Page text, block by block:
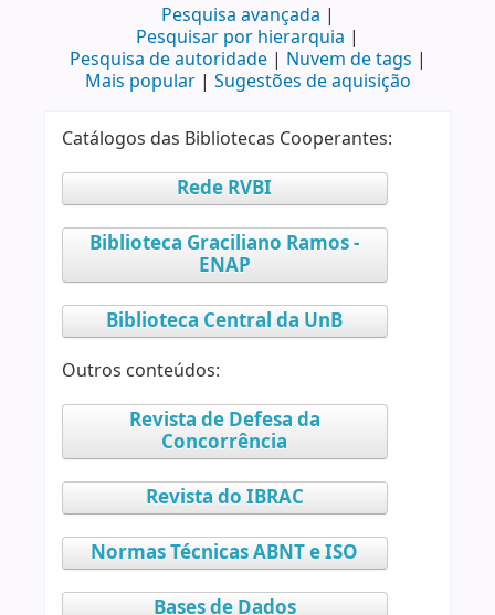
Pesquisa avançada
Pesquisar por hierarquia
Pesquisa de autoridade
Nuvem de tags
Mais popular
Sugestões de aquisição
Catálogos das Bibliotecas Cooperantes:
Rede RVBI
Biblioteca Graciliano Ramos -
ENAP
Biblioteca Central da UnB
Outros conteúdos:
Revista de Defesa da
Concorrência
Revista do IBRAC
Normas Técnicas ABNT e ISO
Bases de Dados